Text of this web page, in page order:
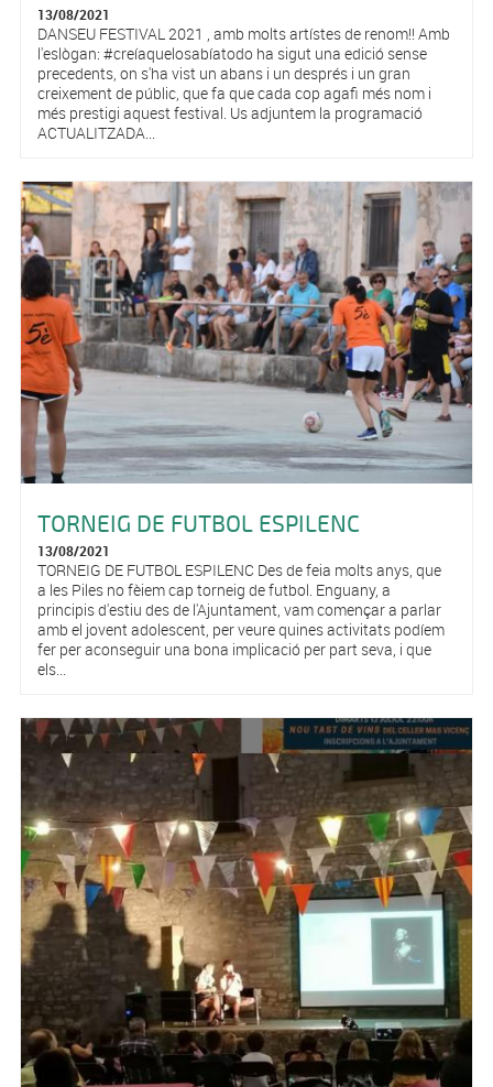
13/08/2021
DANSEU FESTIVAL 2021 , amb molts artístes de renom!! Amb
l'eslògan: #creíaquelosabíatodo ha sigut una edició sense
precedents, on s'ha vist un abans i un després i un gran
creixement de públic, que fa que cada cop agafi més nom i
més prestigi aquest festival. Us adjuntem la programació
ACTUALITZADA...
TORNEIG DE FUTBOL ESPILENC
13/08/2021
TORNEIG DE FUTBOL ESPILENC Des de feia molts anys, que
a les Piles no fèiem cap torneig de futbol. Enguany, a
principis d'estiu des de l'Ajuntament, vam començar a parlar
amb el jovent adolescent, per veure quines activitats podíem
fer per aconseguir una bona implicació per part seva, i que
els...